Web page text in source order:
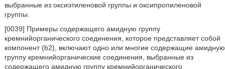
выбранные из оксиэтиленовой группы и оксипропиленовой
группы.
[0039] Примеры содержащего амидную группу
кремнийорганического соединения, которое представляет собой
компонент (b2), включают одно или многие содержащие амидную
группу кремнийорганические соединения, выбранные из
содержащего амидную группу кремнийорганического